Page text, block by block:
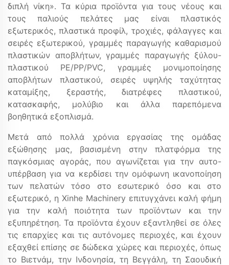
διπλή νίκη». Τα κύρια προϊόντα για τους νέους και
τους παλιούς πελάτες μας είναι πλαστικός
εξωτερικός, πλαστικά προφίλ, τροχιές, φάλαγγες και
σειρές εξωτερικού, γραμμές παραγωγής καθαρισμού
πλαστικών αποβλήτων, γραμμές παραγωγής ξύλου-
πλαστικού PE/PP/PVC, γραμμές μονιμοποίησης
αποβλήτων πλαστικού, σειρές υψηλής ταχύτητας
καταμίξης, ξεραστής, διατρέφες πλαστικού,
κατασκαφής, μολύβιο και άλλα παρεπόμενα
βοηθητικά εξοπλισμά.
Μετά από πολλά χρόνια εργασίας της ομάδας
εξώθησης μας, βασισμένη στην πλατφόρμα της
παγκόσμιας αγοράς, που αγωνίζεται για την αυτο-
υπέρβαση για να κερδίσει την ομόφωνη ικανοποίηση
των πελατών τόσο στο εσωτερικό όσο και στο
εξωτερικό, η Xinhe Machinery επιτυγχάνει καλή φήμη
για την καλή ποιότητα των προϊόντων και την
εξυπηρέτηση. Τα προϊόντα έχουν εξαντληθεί σε όλες
τις επαρχίες και τις αυτόνομες περιοχές, και έχουν
εξαχθεί επίσης σε δώδεκα χώρες και περιοχές, όπως
το Βιετνάμ, την Ινδονησία, τη Βεγγάλη, τη Σαουδική